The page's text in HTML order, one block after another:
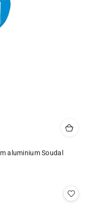
aluminium Soudal